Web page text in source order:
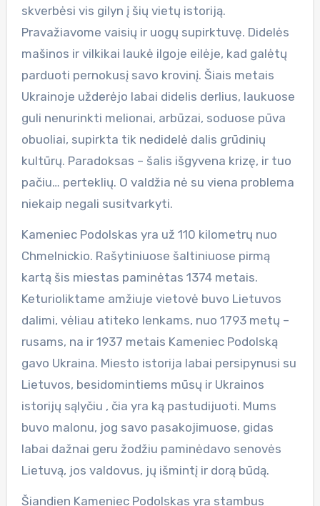
skverbėsi vis gilyn į šių vietų istoriją.
Pravažiavome vaisių ir uogų supirktuvę. Didelės
mašinos ir vilkikai laukė ilgoje eilėje, kad galėtų
parduoti pernokusį savo krovinį. Šiais metais
Ukrainoje užderėjo labai didelis derlius, laukuose
guli nenurinkti melionai, arbūzai, soduose pūva
obuoliai, supirkta tik nedidelė dalis grūdinių
kultūrų. Paradoksas – šalis išgyvena krizę, ir tuo
pačiu… perteklių. O valdžia nė su viena problema
niekaip negali susitvarkyti.
Kameniec Podolskas yra už 110 kilometrų nuo
Chmelnickio. Rašytiniuose šaltiniuose pirmą
kartą šis miestas paminėtas 1374 metais.
Keturioliktame amžiuje vietovė buvo Lietuvos
dalimi, vėliau atiteko lenkams, nuo 1793 metų –
rusams, na ir 1937 metais Kameniec Podolską
gavo Ukraina. Miesto istorija labai persipynusi su
Lietuvos, besidomintiems mūsų ir Ukrainos
istorijų sąlyčiu , čia yra ką pastudijuoti. Mums
buvo malonu, jog savo pasakojimuose, gidas
labai dažnai geru žodžiu paminėdavo senovės
Lietuvą, jos valdovus, jų išmintį ir dorą būdą.
Šiandien Kameniec Podolskas yra stambus